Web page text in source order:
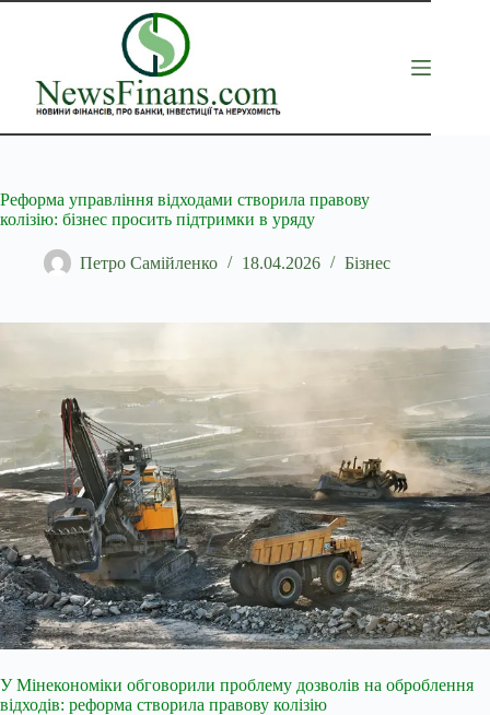
Перейти
Реформа управління відходами створила правову
колізію: бізнес просить підтримки в уряду
Петро Самійленко 18.04.2026 Бізнес
У Мінекономіки обговорили проблему дозволів на оброблення
відходів: реформа створила правову колізію